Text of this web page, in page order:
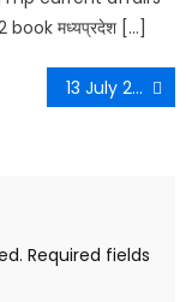
मध्यप्रदेश […]
13 July 2022 Current Affairs
Required fields